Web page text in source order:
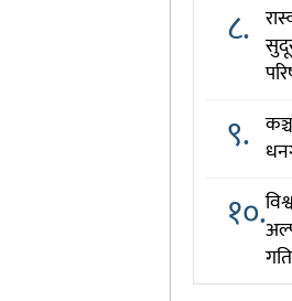
८.
९.
१०.